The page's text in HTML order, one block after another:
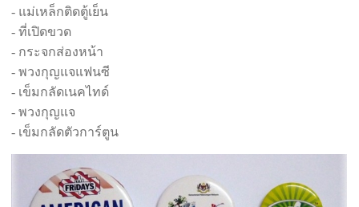
- แม่เหล็กติดตู้เย็น
- ที่เปิดขวด
- กระจกส่องหน้า
- พวงกุญแจแฟนซี
- เข็มกลัดเนคไทด์
- พวงกุญแจ
- เข็มกลัดตัวการ์ตูน